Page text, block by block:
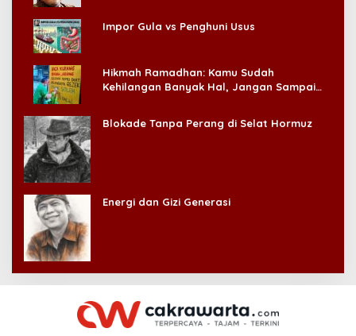
Impor Gula vs Penghuni Usus
Hikmah Ramadhan: Kamu Sudah
Kehilangan Banyak Hal, Jangan Sampai
Blokade Tanpa Perang di Selat Hormuz
Energi dan Gizi Generasi